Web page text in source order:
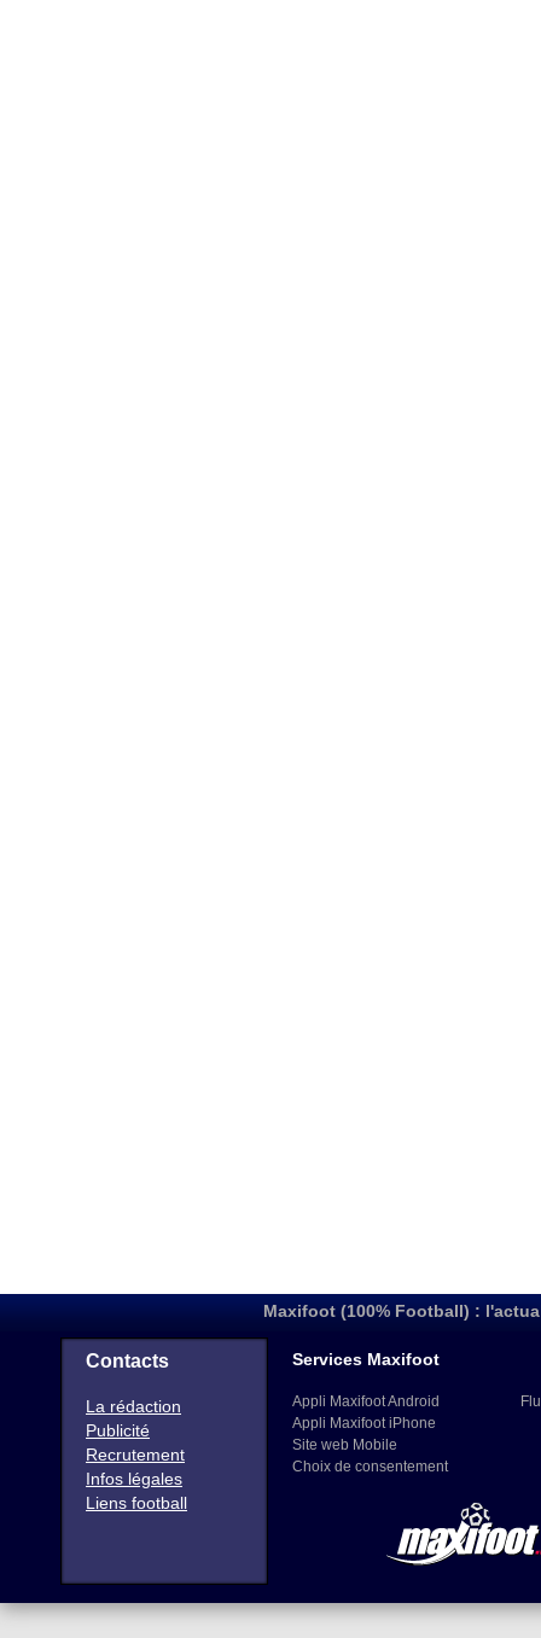
Maxifoot (100% Football) :
Contacts
La rédaction
Publicité
Recrutement
Infos légales
Liens football
Services Maxifoot
Appli Maxifoot Android
Appli Maxifoot iPhone
Site web Mobile
Choix de consentement